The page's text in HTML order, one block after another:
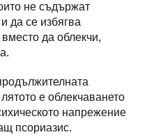
не съдържат
да се избягва
да облекчи,
е облекчаването
напрежение
псориазис.